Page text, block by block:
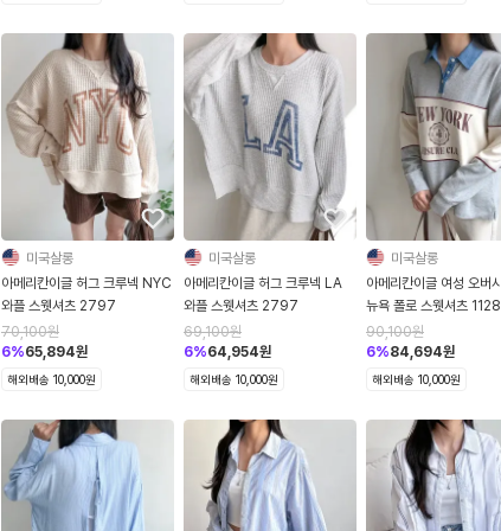
미국살롱
아메리칸이글 허그 크루넥 NYC
와플 스웻셔츠 2797
70,100원
6%65,894원
해외배송 10,000원
미국살롱
아메리칸이글 허그 크루넥 LA
와플 스웻셔츠 2797
69,100원
6%64,954원
해외배송 10,000원
미국살롱
아메리칸이글 여성 오버
뉴욕 폴로 스웻셔츠 1128
90,100원
6%84,694원
해외배송 10,000원